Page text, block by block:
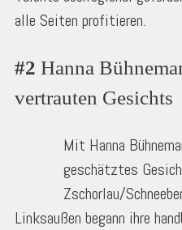
alle Seiten profitieren.
#2 Hanna
vertrauten Gesichts
Mit Hanna
geschätztes
Zschorlau/
Linksaußen begann ihre